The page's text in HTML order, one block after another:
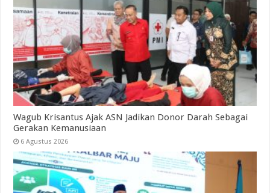
Wagub Krisantus Ajak ASN Jadikan Donor Darah Sebagai
Gerakan Kemanusiaan
6 Agustus 2026